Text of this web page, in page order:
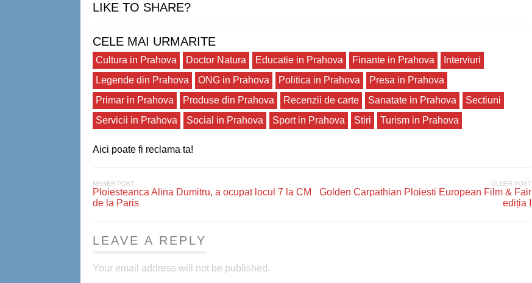
LIKE TO SHARE?
CELE MAI URMARITE
Cultura in Prahova Doctor Natura Educatie in Prahova Finante in Prahova
Interviuri
Legende din Prahova
ONG in Prahova Politica in Prahova
Presa in Prahova
Primar in Prahova
Produse din Prahova Recenzii de carte Sanatate in Prahova
Sectiuni
Servicii in Prahova
Social in Prahova Sport in Prahova Stiri Turism in Prahova
Aici poate fi reclama ta!
NEWER POST
Ploiesteanca Alina Dumitru, a ocupat locul 7 la CM
de la Paris
OLDER POST
Golden Carpathian Ploiesti European Film & Fair
ediția I
LEAVE A REPLY
Your email address will not be published.